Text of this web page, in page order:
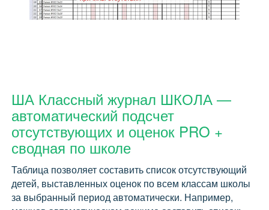
ША Классный журнал ШКОЛА —
автоматический подсчет
отсутствующих и оценок PRO +
сводная по школе
Таблица позволяет составить список отсутствующий
детей, выставленных оценок по всем классам школы
за выбранный период автоматически. Например,